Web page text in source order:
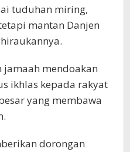
tuduhan miring,
mantan Danjen
mendoakan
ikhlas kepada rakyat
yang membawa
dorongan